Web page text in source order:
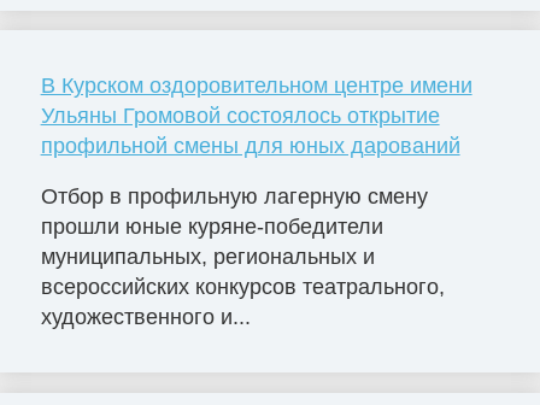
В Курском оздоровительном центре имени
Ульяны Громовой состоялось открытие
профильной смены для юных дарований
Отбор в профильную лагерную смену
прошли юные куряне-победители
муниципальных, региональных и
всероссийских конкурсов театрального,
художественного и...